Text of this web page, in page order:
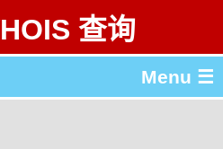
查询
Menu ☰